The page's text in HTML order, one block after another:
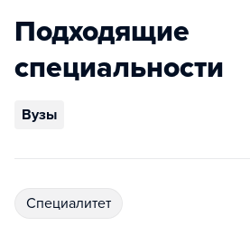
Подходящие
специальности
Вузы
специалитет